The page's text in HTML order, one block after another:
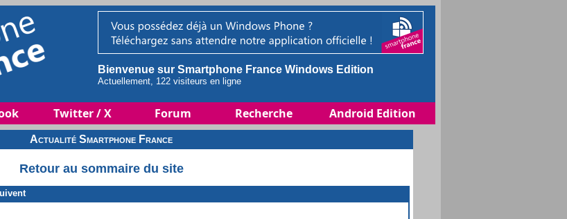
Bienvenue sur Smartphone France Windows Edition
Actuellement, 122 visiteurs en ligne
Twitter / X Forum Recherche Android Edition
Actualité Smartphone France
Retour au sommaire du site